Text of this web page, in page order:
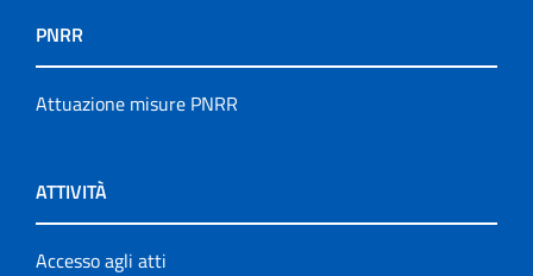
PNRR
Attuazione misure PNRR
ATTIVITÀ
Accesso agli atti